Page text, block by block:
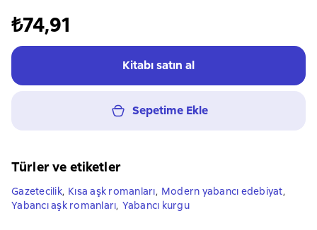
₺74,91
Kitabı satın al
Sepetime Ekle
Türler ve etiketler
Gazetecilik, Kısa aşk romanları, Modern yabancı edebiyat,
Yabancı aşk romanları, Yabancı kurgu